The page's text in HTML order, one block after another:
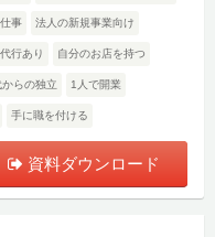
事 法人の新規事業向け
行あり 自分のお店を持つ
らの独立 1人で開業
手に職を付ける
資料ダウンロード